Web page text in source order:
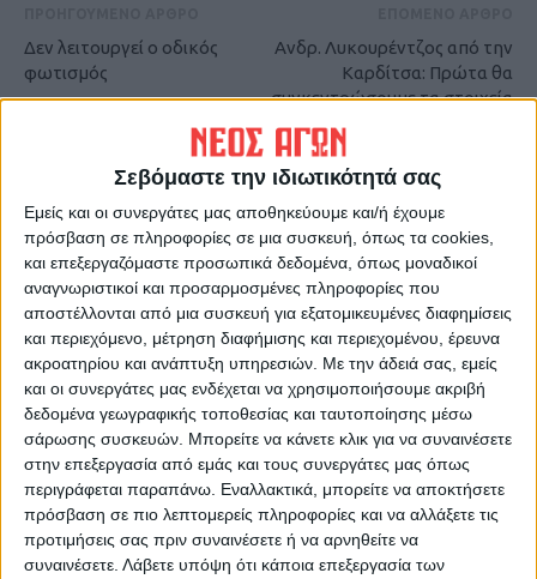
Σεβόμαστε την ιδιωτικότητά σας
Εμείς και οι συνεργάτες μας αποθηκεύουμε και/ή έχουμε
πρόσβαση σε πληροφορίες σε μια συσκευή, όπως τα cookies,
και επεξεργαζόμαστε προσωπικά δεδομένα, όπως μοναδικοί
αναγνωριστικοί και προσαρμοσμένες πληροφορίες που
αποστέλλονται από μια συσκευή για εξατομικευμένες διαφημίσεις
και περιεχόμενο, μέτρηση διαφήμισης και περιεχομένου, έρευνα
ακροατηρίου και ανάπτυξη υπηρεσιών. Με την άδειά σας, εμείς
και οι συνεργάτες μας ενδέχεται να χρησιμοποιήσουμε ακριβή
δεδομένα γεωγραφικής τοποθεσίας και ταυτοποίησης μέσω
σάρωσης συσκευών. Μπορείτε να κάνετε κλικ για να συναινέσετε
στην επεξεργασία από εμάς και τους συνεργάτες μας όπως
περιγράφεται παραπάνω. Εναλλακτικά, μπορείτε να αποκτήσετε
πρόσβαση σε πιο λεπτομερείς πληροφορίες και να αλλάξετε τις
προτιμήσεις σας πριν συναινέσετε ή να αρνηθείτε να
συναινέσετε. Λάβετε υπόψη ότι κάποια επεξεργασία των
Δεν λειτουργεί ο οδικός
φωτισμός
Ανδρ. Λυκουρέντζος από την
Καρδίτσα: Πρώτα θα
συγκεντρώσουμε τα στοιχεία
και μετά θα ανακοινώσουμε
το σχέδιο των πληρωμών
Δημοσιογραφική Ομάδα ΝΕΟΣ ΑΓΩΝ
https://neosagon.gr
Η Αρχαιότερη Καθημερινή Πρωινή Εφημερίδα της Καρδίτσας